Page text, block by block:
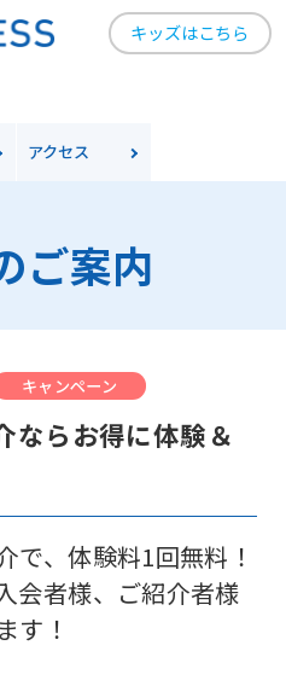
キッズはこちら
アクセス
ご案内
キャンペーン
ならお得に体験＆
で、体験料1回無料！
会者様、ご紹介者様
す！